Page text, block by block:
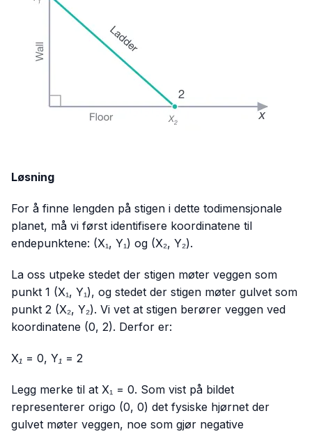
Løsning
For å finne lengden på stigen i dette todimensjonale
planet, må vi først identifisere koordinatene til
endepunktene: (X₁, Y₁) og (X₂, Y₂).
La oss utpeke stedet der stigen møter veggen som
punkt 1 (X₁, Y₁), og stedet der stigen møter gulvet som
punkt 2 (X₂, Y₂). Vi vet at stigen berører veggen ved
koordinatene (0, 2). Derfor er:
X₁ = 0, Y₁ = 2
Legg merke til at X₁ = 0. Som vist på bildet
representerer origo (0, 0) det fysiske hjørnet der
gulvet møter veggen, noe som gjør negative